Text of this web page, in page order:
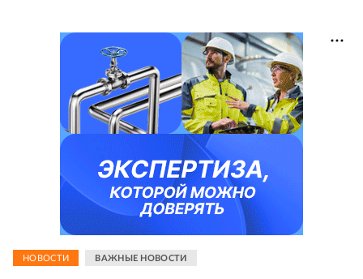
НОВОСТИ ВАЖНЫЕ НОВОСТИ